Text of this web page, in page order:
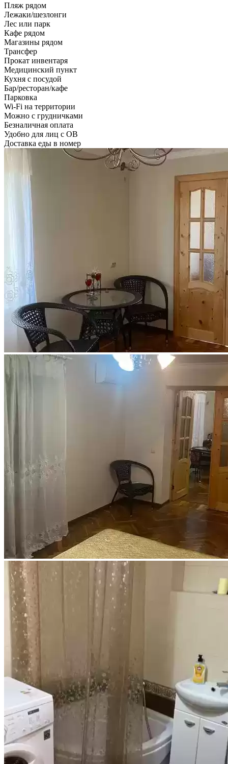
Пляж рядом
Лежаки/шезлонги
Лес или парк
Кафе рядом
Магазины рядом
Трансфер
Прокат инвентаря
Медицинский пункт
Кухня с посудой
Бар/ресторан/кафе
Парковка
Wi-Fi на территории
Можно с грудничками
Безналичная оплата
Удобно для лиц с ОВ
Доставка еды в номер